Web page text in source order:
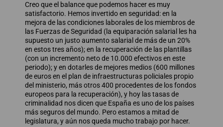
Creo que el balance que podemos hacer es muy
satisfactorio. Hemos invertido en seguridad: en la
mejora de las condiciones laborales de los miembros de
las Fuerzas de Seguridad (la equiparación salarial les ha
supuesto un justo aumento salarial de más de un 20%
en estos tres años); en la recuperación de las plantillas
(con un incremento neto de 10.000 efectivos en este
periodo); y en dotarles de mejores medios (600 millones
de euros en el plan de infraestructuras policiales propio
del ministerio, más otros 400 procedentes de los fondos
europeos para la recuperación), y hoy las tasas de
criminalidad nos dicen que España es uno de los países
más seguros del mundo. Pero estamos a mitad de
legislatura, y aún nos queda mucho trabajo por hacer.